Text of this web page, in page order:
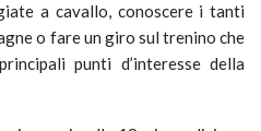
a cavallo, conoscere i tanti
o fare un giro sul trenino che
punti d’interesse della